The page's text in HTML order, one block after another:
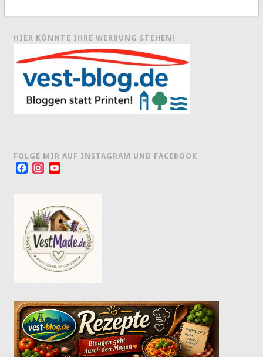
HIER KÖNNTE IHRE WERBUNG STEHEN!
FOLGE MIR AUF INSTAGRAM UND FACEBOOK
FacebookInstagram